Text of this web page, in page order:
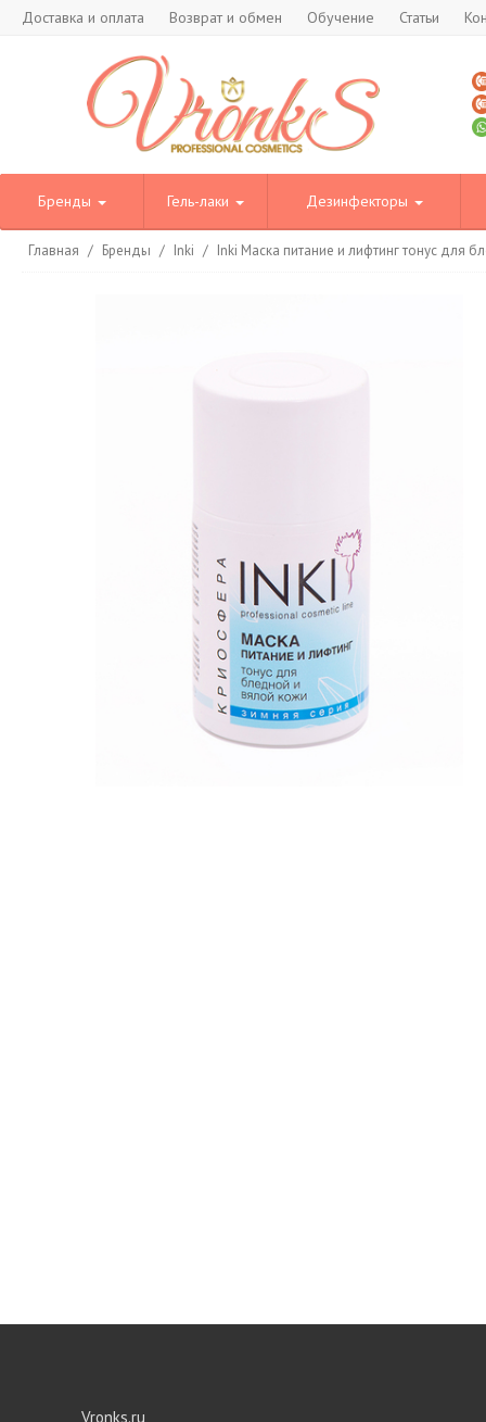
Доставка и оплата Возврат и обмен Обучение Статьи
Бренды Гель-лаки Дезинфекторы
Главная / Бренды / Inki / Inki Маска питание и лифтинг тонус для
Vronks.ru